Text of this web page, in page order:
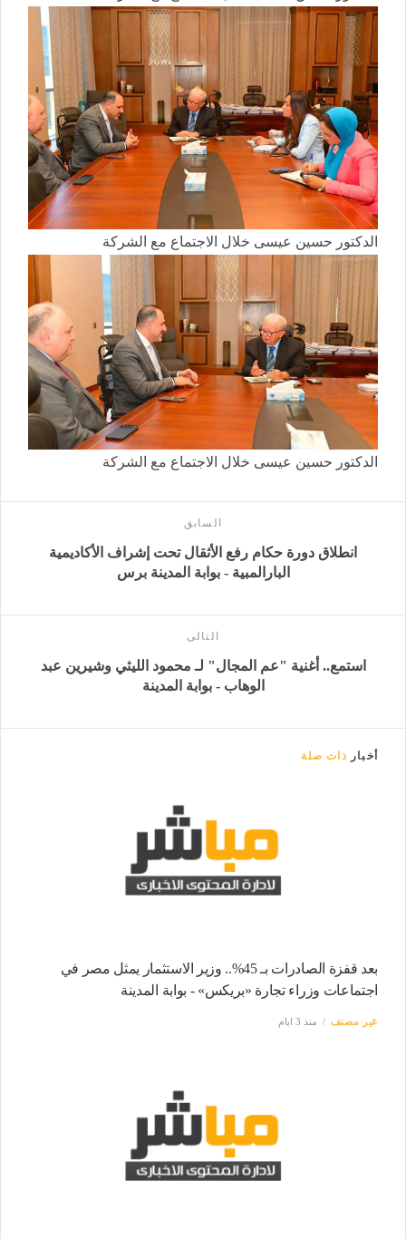
الدكتور حسين عيسى خلال الاجتماع مع الشركة
الدكتور حسين عيسى خلال الاجتماع مع الشركة
السابق
انطلاق دورة حكام رفع الأثقال تحت إشراف الأكاديمية
البارالمبية - بوابة المدينة برس
التالى
استمع.. أغنية "عم المجال" لـ محمود الليثي وشيرين عبد
الوهاب - بوابة المدينة
أخبار ذات صلة
بعد قفزة الصادرات بـ 45%.. وزير الاستثمار يمثل مصر في
اجتماعات وزراء تجارة «بريكس» - بوابة المدينة
غير مصنف منذ 3 ايام